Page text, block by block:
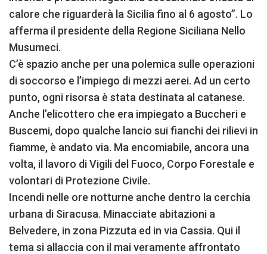
calore che riguarderà la Sicilia fino al 6 agosto”. Lo
afferma il presidente della Regione Siciliana Nello
Musumeci.
C’è spazio anche per una polemica sulle operazioni
di soccorso e l’impiego di mezzi aerei. Ad un certo
punto, ogni risorsa è stata destinata al catanese.
Anche l’elicottero che era impiegato a Buccheri e
Buscemi, dopo qualche lancio sui fianchi dei rilievi in
fiamme, è andato via. Ma encomiabile, ancora una
volta, il lavoro di Vigili del Fuoco, Corpo Forestale e
volontari di Protezione Civile.
Incendi nelle ore notturne anche dentro la cerchia
urbana di Siracusa. Minacciate abitazioni a
Belvedere, in zona Pizzuta ed in via Cassia. Qui il
tema si allaccia con il mai veramente affrontato